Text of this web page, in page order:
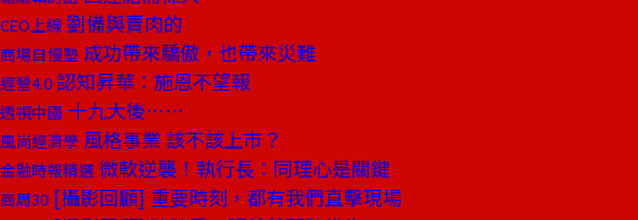
CEO上線 劉備與賣肉的
商場自慢塾 成功帶來驕傲，也帶來災難
經營4.0 認知昇華：施恩不望報
透視中國 十九大後……
風尚經濟學 風格事業 該不該上市？
金融時報精選 微軟逆襲！執行長：同理心是關鍵
商周30 [攝影回顧] 重要時刻，都有我們直擊現場